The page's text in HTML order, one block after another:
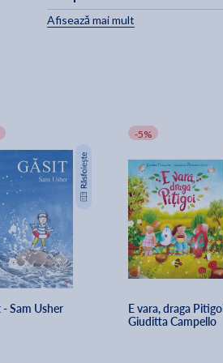
Afisează mai mult
- Sam Usher
-5%
E vara, draga
Giuditta Campello